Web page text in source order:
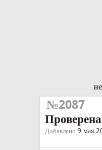
№2087
Проверена
Добавлено 9 мая